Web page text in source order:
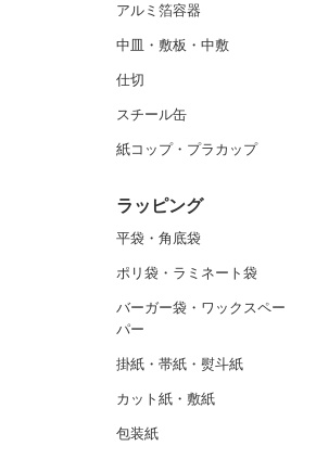
アルミ箔容器
中皿・敷板・中敷
仕切
スチール缶
紙コップ・プラカップ
ラッピング
平袋・角底袋
ポリ袋・ラミネート袋
バーガー袋・ワックスペー
パー
掛紙・帯紙・熨斗紙
カット紙・敷紙
包装紙